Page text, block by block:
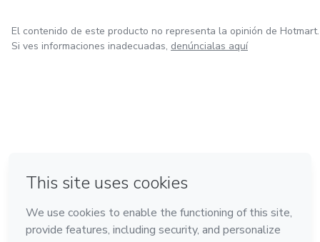
El contenido de este producto no representa la opinión de Hotmart.
Si ves informaciones inadecuadas, denúncialas aquí
Hecho con❤ en Ciudad de México